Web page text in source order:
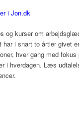
og kurser om
har i snart to årtier givet
hver gang med
i hverdagen. Læs